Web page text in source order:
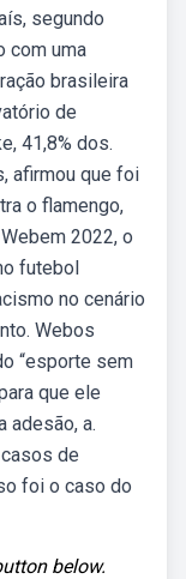
segundo
com uma
brasileira
de
41,8% dos.
afirmou que foi
o flamengo,
2022, o
futebol
no cenário
Webos
“esporte sem
que ele
adesão, a.
de
foi o caso do
below.